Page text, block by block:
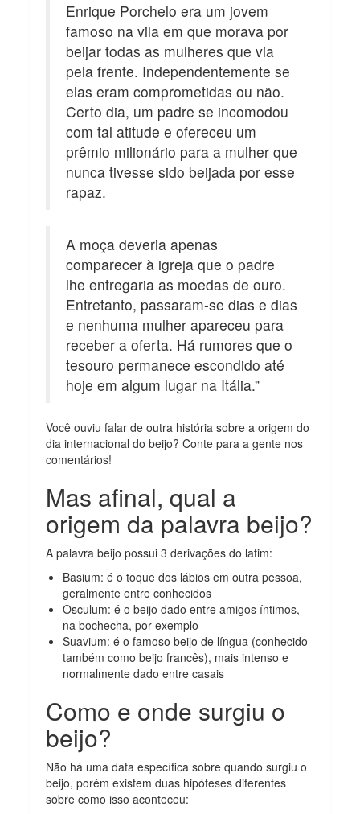
Enrique Porchelo era um jovem
famoso na vila em que morava por
beijar todas as mulheres que via
pela frente. Independentemente se
elas eram comprometidas ou não.
Certo dia, um padre se incomodou
com tal atitude e ofereceu um
prêmio milionário para a mulher que
nunca tivesse sido beijada por esse
rapaz.
A moça deveria apenas
comparecer à igreja que o padre
lhe entregaria as moedas de ouro.
Entretanto, passaram-se dias e dias
e nenhuma mulher apareceu para
receber a oferta. Há rumores que o
tesouro permanece escondido até
hoje em algum lugar na Itália.”
Você ouviu falar de outra história sobre a origem do
dia internacional do beijo? Conte para a gente nos
comentários!
Mas afinal, qual a
origem da palavra beijo?
A palavra beijo possui 3 derivações do latim:
Basium: é o toque dos lábios em outra pessoa,
geralmente entre conhecidos
Osculum: é o beijo dado entre amigos íntimos,
na bochecha, por exemplo
Suavium: é o famoso beijo de língua (conhecido
também como beijo francês), mais intenso e
normalmente dado entre casais
Como e onde surgiu o
beijo?
Não há uma data específica sobre quando surgiu o
beijo, porém existem duas hipóteses diferentes
sobre como isso aconteceu: